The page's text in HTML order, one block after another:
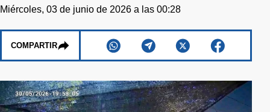
Miércoles, 03 de junio de 2026 a las 00:28
COMPARTIR